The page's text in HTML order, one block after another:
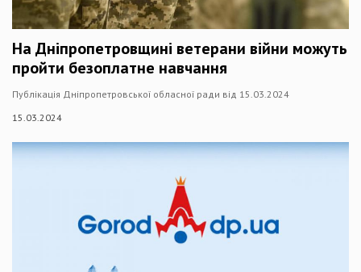
На Дніпропетровщині ветерани війни можуть
пройти безоплатне навчання
Публікація Дніпропетровської обласної ради від 15.03.2024
15.03.2024